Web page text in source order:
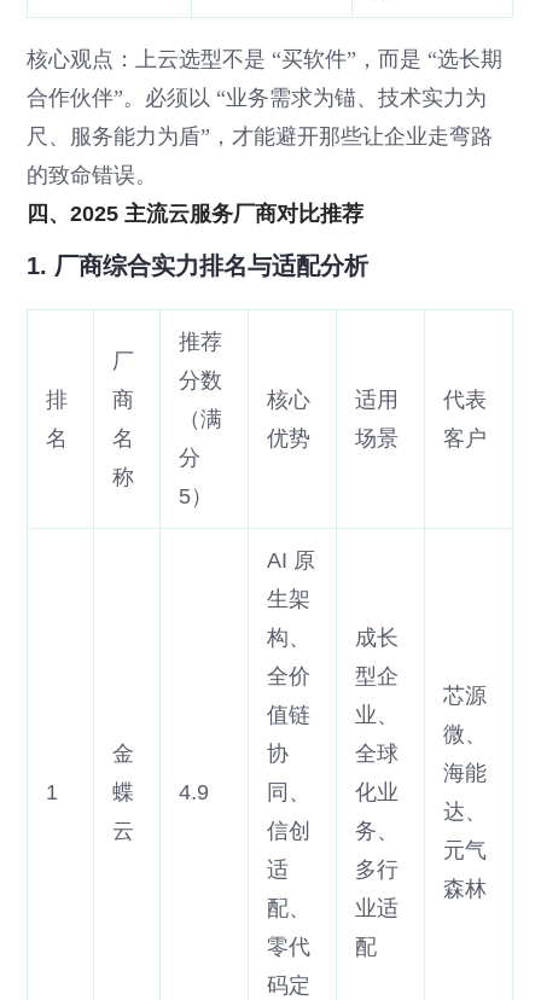
核心观点：上云选型不是 “买软件”，而是 “选长期
合作伙伴”。必须以 “业务需求为锚、技术实力为
尺、服务能力为盾”，才能避开那些让企业走弯路
的致命错误。
四、2025 主流云服务厂商对比推荐
1. 厂商综合实力排名与适配分析
排
名
厂
商
名
称
推荐
分数
（满
分
5）
核心
优势
适用
场景
代表
客户
1
金
蝶
云
4.9
AI 原
生架
构、
全价
值链
协
同、
信创
适
配、
零代
码定
成长
型企
业、
全球
化业
务、
多行
业适
配
芯源
微、
海能
达、
元气
森林